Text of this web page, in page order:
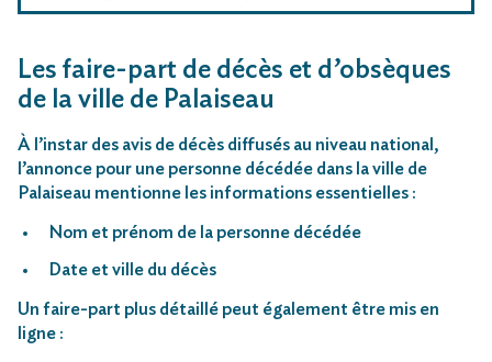
Les faire-part de décès et d’obsèques
de la ville de Palaiseau
À l’instar des avis de décès diffusés au niveau national,
l’annonce pour une personne décédée dans la ville de
Palaiseau mentionne les informations essentielles :
Nom et prénom de la personne décédée
Date et ville du décès
Un faire-part plus détaillé peut également être mis en
ligne :